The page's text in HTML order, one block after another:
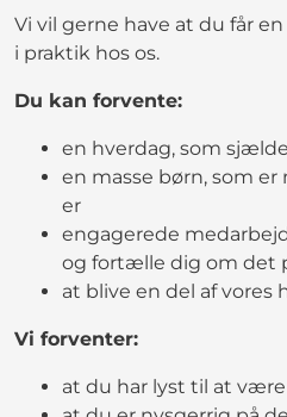
Vi vil gerne have at du får
i praktik hos os.
Du kan forvente:
en hverdag, som
en masse børn, som
er
engagerede
og fortælle dig om det
at blive en del af
Vi forventer:
at du har lyst til at